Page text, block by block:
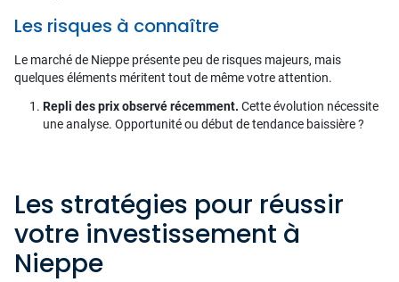
Les risques à connaître
Le marché de Nieppe présente peu de risques majeurs, mais
quelques éléments méritent tout de même votre attention.
Repli des prix observé récemment. Cette évolution nécessite
une analyse. Opportunité ou début de tendance baissière ?
Les stratégies pour réussir
votre investissement à
Nieppe